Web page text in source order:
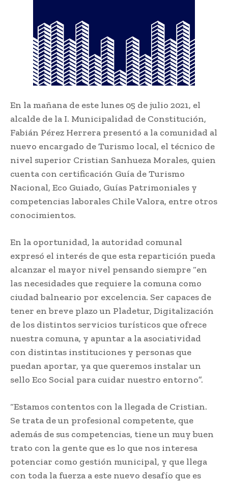
En la mañana de este lunes 05 de julio 2021, el
alcalde de la I. Municipalidad de Constitución,
Fabián Pérez Herrera presentó a la comunidad al
nuevo encargado de Turismo local, el técnico de
nivel superior Cristian Sanhueza Morales, quien
cuenta con certificación Guía de Turismo
Nacional, Eco Guiado, Guías Patrimoniales y
competencias laborales Chile Valora, entre otros
conocimientos.
En la oportunidad, la autoridad comunal
expresó el interés de que esta repartición pueda
alcanzar el mayor nivel pensando siempre “en
las necesidades que requiere la comuna como
ciudad balneario por excelencia. Ser capaces de
tener en breve plazo un Pladetur, Digitalización
de los distintos servicios turísticos que ofrece
nuestra comuna, y apuntar a la asociatividad
con distintas instituciones y personas que
puedan aportar, ya que queremos instalar un
sello Eco Social para cuidar nuestro entorno”.
“Estamos contentos con la llegada de Cristian.
Se trata de un profesional competente, que
además de sus competencias, tiene un muy buen
trato con la gente que es lo que nos interesa
potenciar como gestión municipal, y que llega
con toda la fuerza a este nuevo desafío que es